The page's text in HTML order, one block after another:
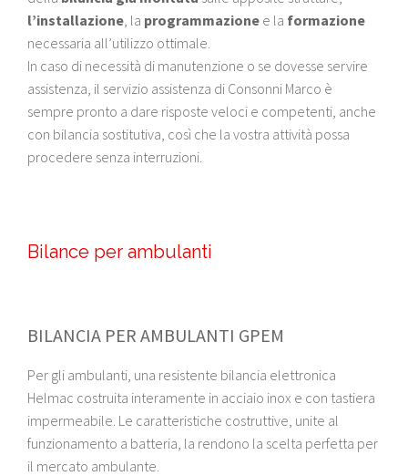
l’installazione, la programmazione e la formazione
necessaria all’utilizzo ottimale.
In caso di necessità di manutenzione o se dovesse servire
assistenza, il servizio assistenza di Consonni Marco è
sempre pronto a dare risposte veloci e competenti, anche
con bilancia sostitutiva, così che la vostra attività possa
procedere senza interruzioni.
Bilance per ambulanti
BILANCIA PER AMBULANTI GPEM
Per gli ambulanti, una resistente bilancia elettronica
Helmac costruita interamente in acciaio inox e con tastiera
impermeabile. Le caratteristiche costruttive, unite al
funzionamento a batteria, la rendono la scelta perfetta per
il mercato ambulante.